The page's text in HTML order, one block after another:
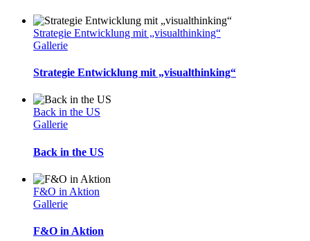
Strategie Entwicklung mit „visualthinking“
Gallerie
Strategie Entwicklung mit „visualthinking“
Back in the US
Gallerie
Back in the US
F&O in Aktion
Gallerie
F&O in Aktion